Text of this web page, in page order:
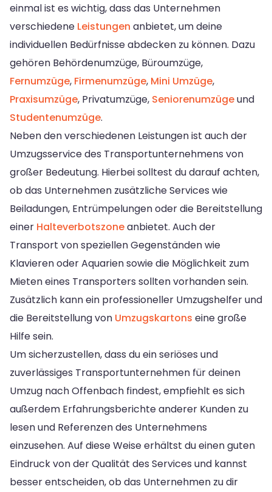
einmal ist es wichtig, dass das Unternehmen
verschiedene Leistungen anbietet, um deine
individuellen Bedürfnisse abdecken zu können. Dazu
gehören Behördenumzüge, Büroumzüge,
Fernumzüge, Firmenumzüge, Mini Umzüge,
Praxisumzüge, Privatumzüge, Seniorenumzügeund
Studentenumzüge.
Neben den verschiedenen Leistungen ist auch der
Umzugsservice des Transportunternehmens von
großer Bedeutung. Hierbei solltest du darauf achten,
ob das Unternehmen zusätzliche Services wie
Beiladungen, Entrümpelungen oder die Bereitstellung
einer Halteverbotszoneanbietet. Auch der
Transport von speziellen Gegenständen wie
Klavieren oder Aquarien sowie die Möglichkeit zum
Mieten eines Transporters sollten vorhanden sein.
Zusätzlich kann ein professioneller Umzugshelfer und
die Bereitstellung von Umzugskartons eine große
Hilfe sein.
Um sicherzustellen, dass du ein seriöses und
zuverlässiges Transportunternehmen für deinen
Umzug nach Offenbach findest, empfiehlt es sich
außerdem Erfahrungsberichte anderer Kunden zu
lesen und Referenzen des Unternehmens
einzusehen. Auf diese Weise erhältst du einen guten
Eindruck von der Qualität des Services und kannst
besser entscheiden, ob das Unternehmen zu dir